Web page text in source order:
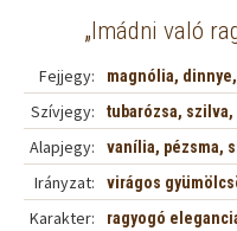
„ Imádni való
Fejjegy: magnólia,
Szívjegy:
tubarózsa,
rózsa
Alapjegy: vanília, pézsma,
Irányzat: virágos
Karakter: ragyogó